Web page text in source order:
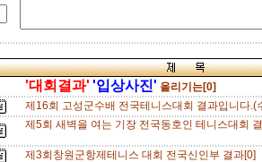
'대회결과' '입상사진' 올리기는[0]
제16회 고성군수배 전국테니스대회 결과입니다.(
제5회 새벽을 여는 기장 전국동호인 테니스대회
제3회창원군항제테니스 대회 전국신인부 결과[0]